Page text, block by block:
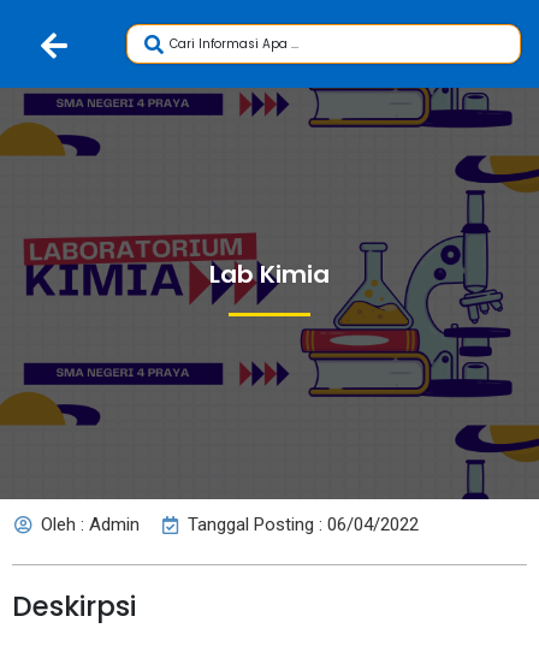
Lab Kimia
Oleh : Admin Tanggal Posting : 06/04/2022
Deskirpsi